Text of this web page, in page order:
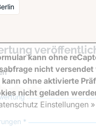
*
*
kann ohne
nicht versendet
ohne aktivierte
nicht geladen
Einstellungen »